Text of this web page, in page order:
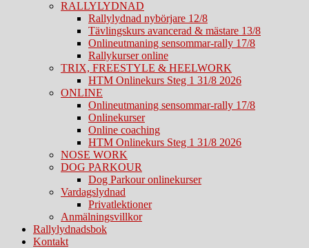
RALLYLYDNAD
Rallylydnad nybörjare 12/8
Tävlingskurs avancerad & mästare 13/8
Onlineutmaning sensommar-rally 17/8
Rallykurser online
TRIX, FREESTYLE & HEELWORK
HTM Onlinekurs Steg 1 31/8 2026
ONLINE
Onlineutmaning sensommar-rally 17/8
Onlinekurser
Online coaching
HTM Onlinekurs Steg 1 31/8 2026
NOSE WORK
DOG PARKOUR
Dog Parkour onlinekurser
Vardagslydnad
Privatlektioner
Anmälningsvillkor
Rallylydnadsbok
Kontakt